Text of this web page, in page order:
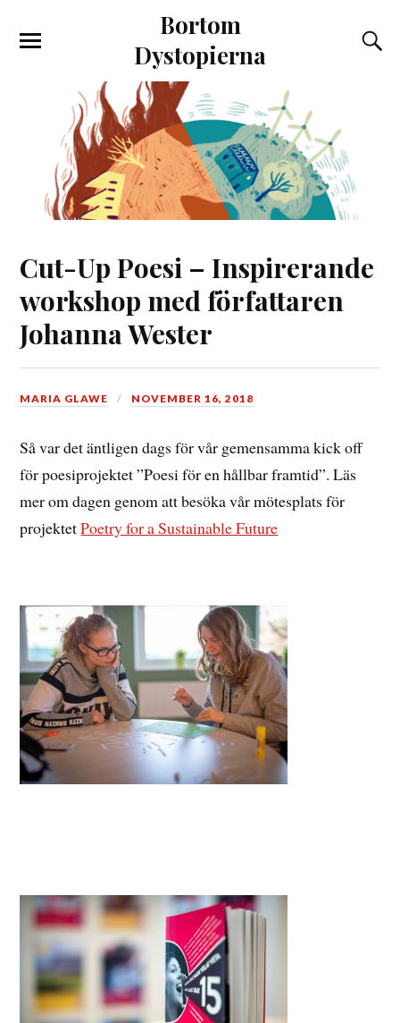
Bortom
Dystopierna
Cut-Up Poesi – Inspirerande
workshop med författaren
Johanna Wester
MARIA GLAWE NOVEMBER 16, 2018
Så var det äntligen dags för vår gemensamma kick off
för poesiprojektet ”Poesi för en hållbar framtid”. Läs
mer om dagen genom att besöka vår mötesplats för
projektetPoetry for a Sustainable Future